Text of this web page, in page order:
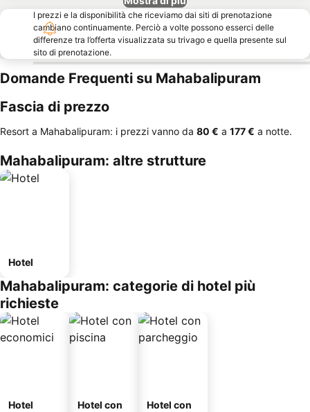
I prezzi e la disponibilità che riceviamo dai siti di prenotazione
cambiano continuamente. Perciò a volte possono esserci delle
differenze tra l’offerta visualizzata su trivago e quella presente sul
sito di prenotazione.
Domande Frequenti su Mahabalipuram
Fascia di prezzo
Resort a Mahabalipuram: i prezzi vanno da ‎80 € a ‎177 € a notte.
Mahabalipuram: altre strutture
Hotel
Mahabalipuram: categorie di hotel più
richieste
Hotel
Hotel con
Hotel con